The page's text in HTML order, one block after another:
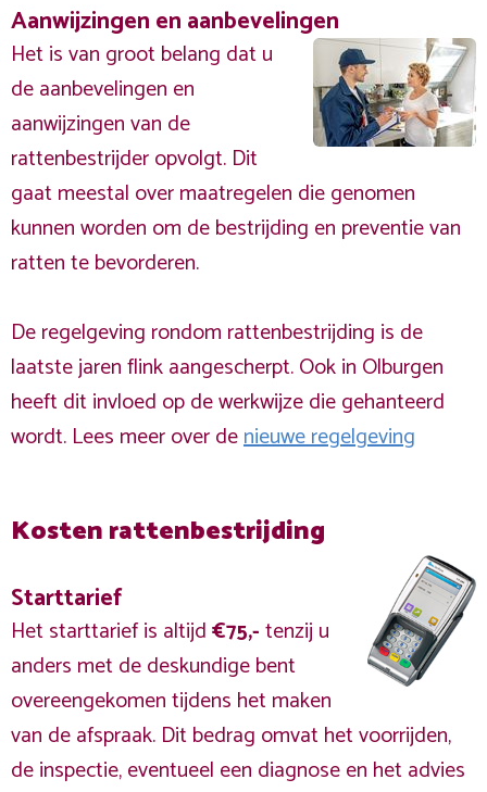
Aanwijzingen en aanbevelingen
Het is van groot belang dat u
de aanbevelingen en
aanwijzingen van de
rattenbestrijder opvolgt. Dit
gaat meestal over maatregelen die genomen
kunnen worden om de bestrijding en preventie van
ratten te bevorderen.
De regelgeving rondom rattenbestrijding is de
laatste jaren flink aangescherpt. Ook in Olburgen
heeft dit invloed op de werkwijze die gehanteerd
wordt. Lees meer over denieuwe regelgeving
Kosten rattenbestrijding
Starttarief
Het starttarief is altijd€75,-tenzij u
anders met de deskundige bent
overeengekomen tijdens het maken
van de afspraak. Dit bedrag omvat het voorrijden,
de inspectie, eventueel een diagnose en het advies